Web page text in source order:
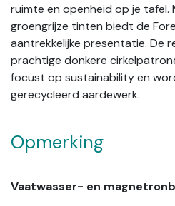
ruimte en openheid op je tafel.
groengrijze tinten biedt de
aantrekkelijke presentatie. De
prachtige donkere
focust op sustainability en
gerecycleerd aardewerk.
Opmerking
Vaatwasser- en